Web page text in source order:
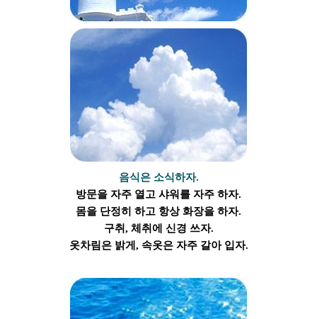
음식은 소식하자.
방문을 자주 열고 샤워를 자주 하자.
몸을 단정히 하고 항상 화장을 하자.
구취, 체취에 신경 쓰자.
옷차림은 밝게, 속옷은 자주 갈아 입자.